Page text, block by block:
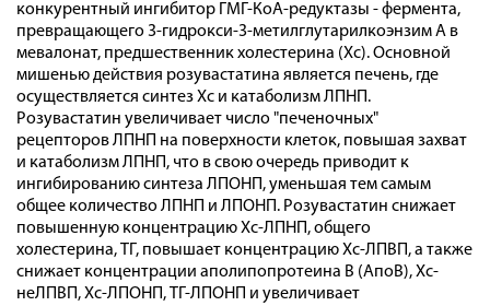
конкурентный ингибитор ГМГ-КоА-редуктазы - фермента,
превращающего 3-гидрокси-3-метилглутарилкоэнзим А в
мевалонат, предшественник холестерина (Хс). Основной
мишенью действия розувастатина является печень, где
осуществляется синтез Хс и катаболизм ЛПНП.
Розувастатин увеличивает число "печеночных"
рецепторов ЛПНП на поверхности клеток, повышая захват
и катаболизм ЛПНП, что в свою очередь приводит к
ингибированию синтеза ЛПОНП, уменьшая тем самым
общее количество ЛПНП и ЛПОНП. Розувастатин снижает
повышенную концентрацию Хс-ЛПНП, общего
холестерина, ТГ, повышает концентрацию Хс-ЛПВП, а также
снижает концентрации аполипопротеина В (АпоВ), Хс-
неЛПВП, Хс-ЛПОНП, ТГ-ЛПОНП и увеличивает